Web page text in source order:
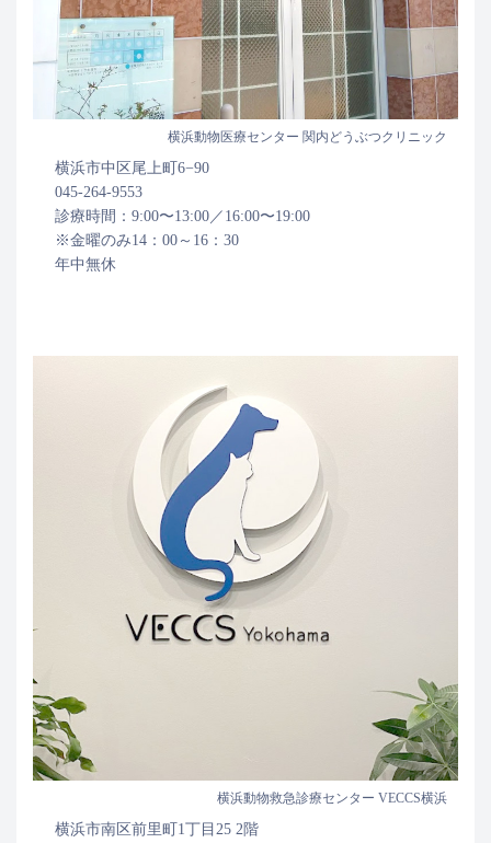
横浜動物医療センター 関内どうぶつクリニック
横浜市中区尾上町6−90
045-264-9553
診療時間：9:00〜13:00／16:00〜19:00
※金曜のみ14：00～16：30
年中無休
横浜動物救急診療センター VECCS横浜
横浜市南区前里町1丁目25 2階